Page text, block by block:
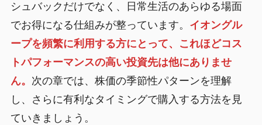
シュバックだけでなく、日常生活のあらゆる場面
でお得になる仕組みが整っています。 イオングル
ープを頻繁に利用する方にとって、これほどコス
トパフォーマンスの高い投資先は他にありませ
ん。 次の章では、株価の季節性パターンを理解
し、さらに有利なタイミングで購入する方法を見
ていきましょう。